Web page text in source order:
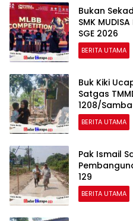
Bukan
SMK
SGE 2026
BERITA UTAMA
Buk Kiki
Satgas
1208/
BERITA UTAMA
Pak Ismail
129
BERITA UTAMA